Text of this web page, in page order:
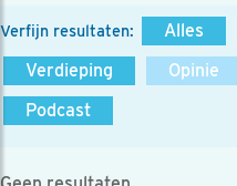
Verfijn resultaten: Alles
Verdieping
Opinie
Podcast